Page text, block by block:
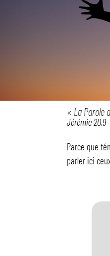
« La Parole
Jérémie 20,9
Parce que
parler ici